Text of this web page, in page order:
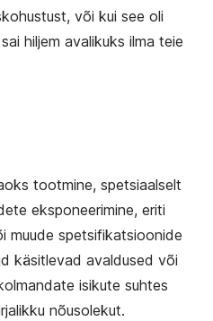
või kui see oli
hiljem avalikuks ilma teie
tootmine, spetsiaalselt
eksponeerimine, eriti
muude spetsifikatsioonide
käsitlevad avaldused või
isikute suhtes
nõusolekut.